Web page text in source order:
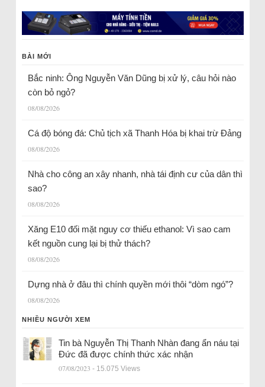
BÀI MỚI
Bắc ninh: Ông Nguyễn Văn Dũng bị xử lý, câu hỏi nào
còn bỏ ngỏ?
08/08/2026
Cá độ bóng đá: Chủ tịch xã Thanh Hóa bị khai trừ Đảng
08/08/2026
Nhà cho công an xây nhanh, nhà tái định cư của dân thì
sao?
08/08/2026
Xăng E10 đối mặt nguy cơ thiếu ethanol: Vì sao cam
kết nguồn cung lại bị thử thách?
08/08/2026
Dựng nhà ở đâu thì chính quyền mới thôi “dòm ngó”?
08/08/2026
NHIỀU NGƯỜI XEM
Tin bà Nguyễn Thị Thanh Nhàn đang ẩn náu tại
Đức đã được chính thức xác nhận
07/08/2023 - 15.075 Views